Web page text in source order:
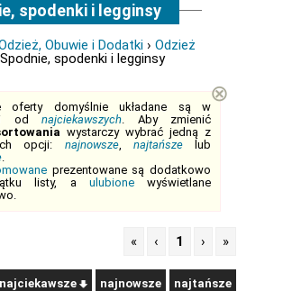
spodenki i legginsy
Obuwie i Dodatki › Odzież
spodenki i legginsy
oferty domyślnie układane są w
od najciekawszych. Aby zmienić
wystarczy wybrać jedną z
opcji: najnowsze, najtańszelub
.
prezentowane są dodatkowo
listy, a ulubionewyświetlane
⊗
« ‹ 1 › »
najciekawsze najnowsze najtańsze